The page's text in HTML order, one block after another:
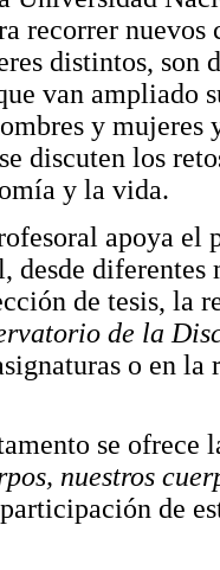
recorrer
distintos, son
van ampliado
y mujeres
discuten los
y la vida.
apoya el
desde diferentes
de tesis, la
de la
o en
se
nuestros
de